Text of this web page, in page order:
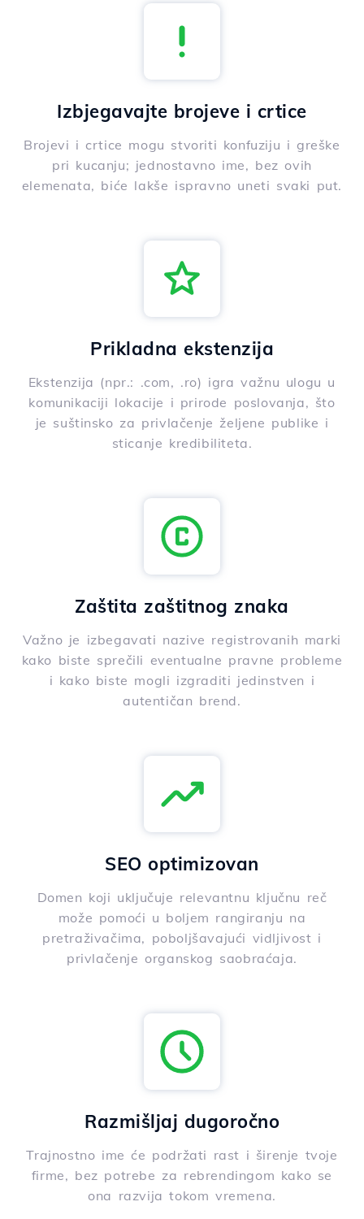
Izbjegavajte brojeve i crtice
Brojevi i crtice mogu stvoriti konfuziju i greške
pri kucanju; jednostavno ime, bez ovih
elemenata, biće lakše ispravno uneti svaki put.
Prikladna ekstenzija
Ekstenzija (npr.: .com, .ro) igra važnu ulogu u
komunikaciji lokacije i prirode poslovanja, što
je suštinsko za privlačenje željene publike i
sticanje kredibiliteta.
Zaštita zaštitnog znaka
Važno je izbegavati nazive registrovanih marki
kako biste sprečili eventualne pravne probleme
i kako biste mogli izgraditi jedinstven i
autentičan brend.
SEO optimizovan
Domen koji uključuje relevantnu ključnu reč
može pomoći u boljem rangiranju na
pretraživačima, poboljšavajući vidljivost i
privlačenje organskog saobraćaja.
Razmišljaj dugoročno
Trajnostno ime će podržati rast i širenje tvoje
firme, bez potrebe za rebrendingom kako se
ona razvija tokom vremena.